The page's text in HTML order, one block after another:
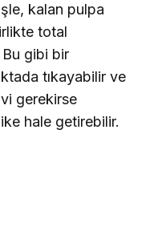
kalan pulpa
total
gibi bir
tıkayabilir ve
gerekirse
hale getirebilir.